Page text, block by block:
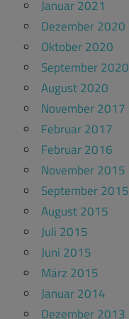
Januar 2021
Dezember 2020
Oktober 2020
September 2020
August 2020
November 2017
Februar 2017
Februar 2016
November 2015
September 2015
August 2015
Juli 2015
Juni 2015
März 2015
Januar 2014
Dezember 2013